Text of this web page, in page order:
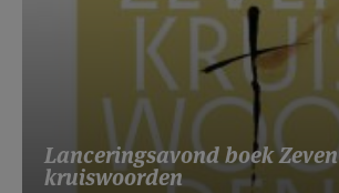
Lanceringsavond boek Zeven
kruiswoorden